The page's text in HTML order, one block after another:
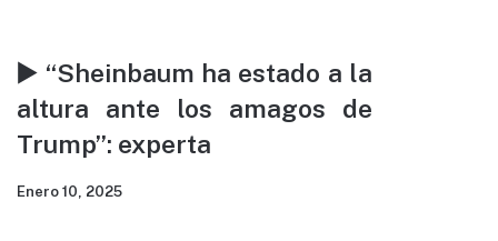
▶️ “Sheinbaum ha estado a la
altura ante los amagos de
Trump”: experta
Enero 10, 2025